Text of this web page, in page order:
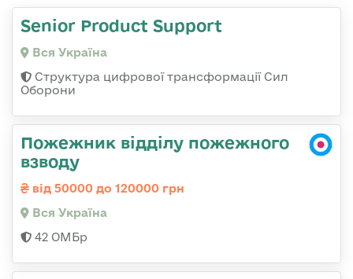
Senior Product Support
Вся Україна
Структура цифрової трансформації Сил
Оборони
Пожежник відділу пожежного
взводу
від 50000 до 120000 грн
Вся Україна
42 ОМБр